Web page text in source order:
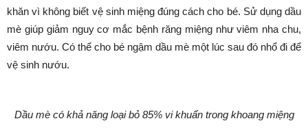
khăn vì không biết vệ sinh miệng đúng cách cho bé. Sử dụng dầu
mè giúp giảm nguy cơ mắc bệnh răng miệng như viêm nha chu,
viêm nướu. Có thể cho bé ngậm dầu mè một lúc sau đó nhổ đi để
vệ sinh nướu.
Dầu mè có khả năng loại bỏ 85% vi khuẩn trong khoang miệng